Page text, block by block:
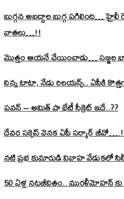
బుగ్గన అబద్ధాల బుగ్గ పగిలింది… హైలీ
వాతలు…!!
మొత్తం ఆయనే చేయించాడు… సజ్జల
నిన్న టాటా, నేడు రిలయన్స్.. ఏపీకి
పవన్‌ – అమిత్‌ షా భేటీ సీక్రెట్‌ ఇదే..??
దేవర సక్సెస్‌ వెనక ఏపీ సర్కార్‌
నటి ప్రభ కుమారుడి వివాహ వేడుకలో
50 ఏళ్ల నటజీవితం.. మురళీమోహన్